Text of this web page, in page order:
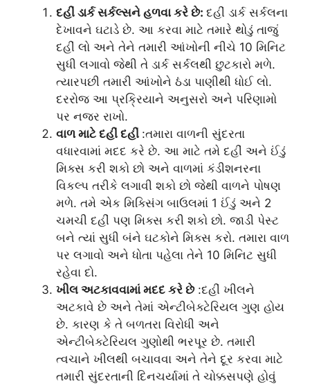
દહીં ડાર્ક સર્કલ્સને હળવા કરે છે: દહીં ડાર્ક સર્કલના
દેખાવને ઘટાડે છે. આ કરવા માટે તમારે થોડું તાજું
દહીં લો અને તેને તમારી આંખોની નીચે 10 મિનિટ
સુધી લગાવો જેથી તે ડાર્ક સર્કલથી છુટકારો મળે.
ત્યારપછી તમારી આંખોને ઠંડા પાણીથી ધોઈ લો.
દરરોજ આ પ્રક્રિયાને અનુસરો અને પરિણામો
પર નજર રાખો.
વાળ માટે દહીં દહીં :તમારા વાળની ​​સુંદરતા
વધારવામાં મદદ કરે છે. આ માટે તમે દહીં અને ઈંડું
મિક્સ કરી શકો છો અને વાળમાં કંડીશનરના
વિકલ્પ તરીકે લગાવી શકો છો જેથી વાળને પોષણ
મળે. તમે એક મિક્સિંગ બાઉલમાં 1 ઈંડું અને 2
ચમચી દહીં પણ મિક્સ કરી શકો છો. જાડી પેસ્ટ
બને ત્યાં સુધી બંને ઘટકોને મિક્સ કરો. તમારા વાળ
પર લગાવો અને ધોતા પહેલા તેને 10 મિનિટ સુધી
રહેવા દો.
ખીલ અટકાવવામાં મદદ કરે છે:દહીં ખીલને
અટકાવે છે અને તેમાં એન્ટીબેક્ટેરિયલ ગુણ હોય
છે. કારણ કે તે બળતરા વિરોધી અને
એન્ટીબેક્ટેરિયલ ગુણોથી ભરપૂર છે. તમારી
ત્વચાને ખીલથી બચાવવા અને તેને દૂર કરવા માટે
તમારી સુંદરતાની દિનચર્યામાં તે ચોક્કસપણે હોવું